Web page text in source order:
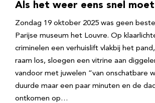
Als het weer eens snel moet
Zondag 19 oktober 2025 was geen
Parijse museum het Louvre. Op
criminelen een verhuislift vlakbij het
raam los, sloegen een vitrine aan
vandoor met juwelen “van onschatbare
duurde maar een paar minuten en de
ontkomen op…